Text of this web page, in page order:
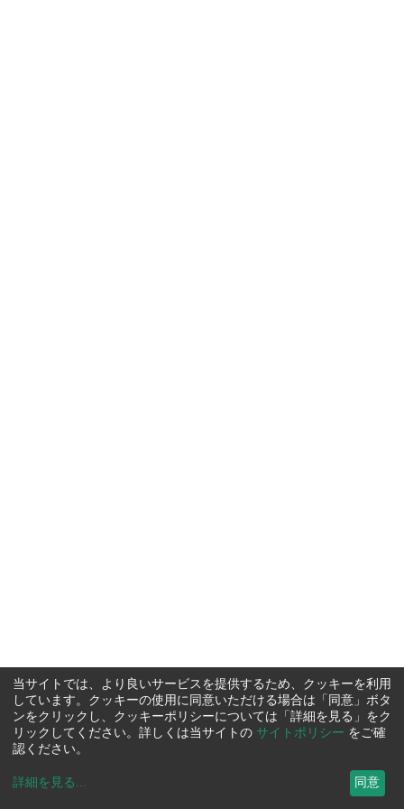
当サイトでは、より良いサービスを提供するため、クッキーを利用
しています。クッキーの使用に同意いただける場合は「同意」ボタ
ンをクリックし、クッキーポリシーについては「詳細を見る」をク
リックしてください。詳しくは当サイトの サイトポリシー をご確
認ください。
詳細を見る ... 同意